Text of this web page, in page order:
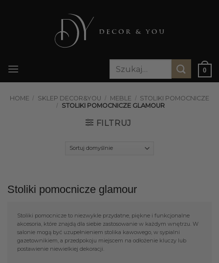
Szukaj:
0
HOME / SKLEP DECOR&YOU / MEBLE / STOLIKI POMOCNICZE
/ STOLIKI POMOCNICZE GLAMOUR
FILTRUJ
Stoliki pomocnicze glamour
Stoliki pomocnicze to niezwykle przydatne, piękne i funkcjonalne
akcesoria, które znajdą dla siebie zastosowanie w każdym wnętrzu. W
salonie mogą być uzupełnieniem stolika kawowego, w sypialni
gazetownikiem, a przedpokoju miejscem na odłożenie kluczy lub
postawienie niewielkiej dekoracji.